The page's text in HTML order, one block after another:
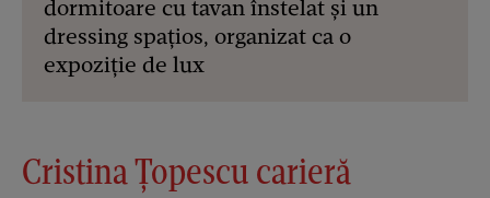
dormitoare cu tavan înstelat și un
dressing spațios, organizat ca o
expoziție de lux
Cristina Țopescu carieră